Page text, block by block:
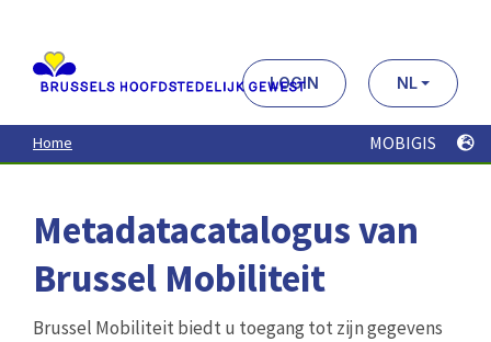
contenu
principal
LOGIN NL
Home MOBIGIS
Metadatacatalogus van
Brussel Mobiliteit
Brussel Mobiliteit biedt u toegang tot zijn gegevens